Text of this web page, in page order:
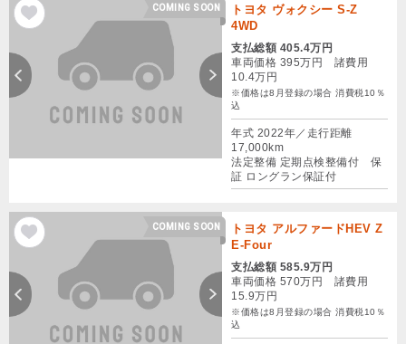
COMING SOON
トヨタ ヴォクシー S-Z
4WD
支払総額 405.4万円
車両価格 395万円 諸費用
10.4万円
※価格は8月登録の場合 消費税10％
込
年式 2022年／走行距離
17,000km
法定整備 定期点検整備付 保
証 ロングラン保証付
COMING SOON
トヨタ アルファードHEV Z
E-Four
支払総額 585.9万円
車両価格 570万円 諸費用
15.9万円
※価格は8月登録の場合 消費税10％
込